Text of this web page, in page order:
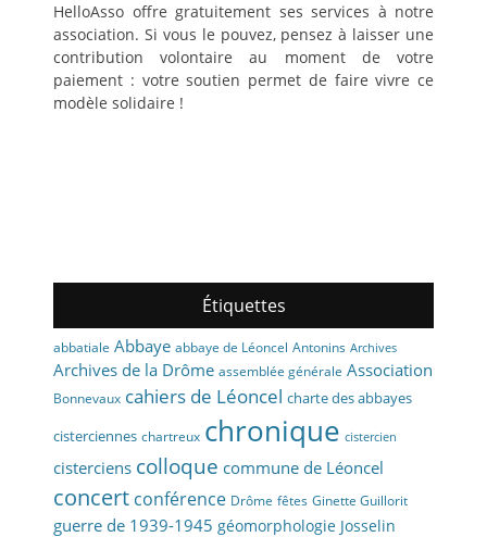
HelloAsso offre gratuitement ses services à notre
association. Si vous le pouvez, pensez à laisser une
contribution volontaire au moment de votre
paiement : votre soutien permet de faire vivre ce
modèle solidaire !
Étiquettes
abbatiale Abbaye abbaye de Léoncel Antonins Archives
Archives de la Drôme assemblée générale Association
Bonnevaux cahiers de Léoncel charte des abbayes
cisterciennes chartreux chronique cistercien
cisterciens colloque commune de Léoncel
concert conférence Drôme fêtes Ginette Guillorit
guerre de 1939-1945 géomorphologie Josselin